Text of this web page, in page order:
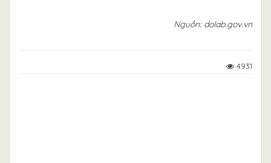
Nguồn: dolab.gov.vn
4931